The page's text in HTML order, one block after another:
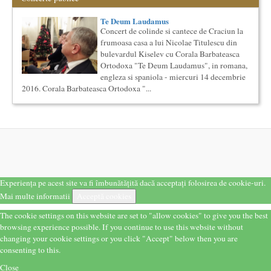
Societatea Muzicala organizeaza un curs de cultura generala
lingvistica. Este un curs intensiv si concentrat, de nivel
academ...
Cursul de Teatru universal
Societatea Muzicala organizeaza un curs de cultura generala
teatrala, de nivel academic, in parteneriat cu Universitatea
Nati...
Saptamana Romano-Britanica 2017
Masterclass de traducere literara stilizata de scriitori
muzicala de nivel academic, in parteneriat cu Universitatea
Natio...
Saptamana Romano-Britanica 2018
Masterclass de traducere literara stilizata de scriitori
englezi
“Lidia Vianu’s Students Translate” Ediția a III-a / 16-21
aprilie 2018 5 scriitori britanici şi o edi...
Te Deum Laudamus
Concert de colinde si cantece de Craciun la
frumoasa casa a lui Nicolae Titulescu din
bulevardul Kiselev cu Corala Barbateasca
Ortodoxa "Te Deum Laudamus", in romana,
engleza si spaniola - miercuri 14 decembrie
2016. Corala Barbateasca Ortodoxa "...
Experiența pe acest site va fi îmbunătățită dacă acceptați folosirea de cookie-uri.
Mai multe informatii
The cookie settings on this website are set to "allow cookies" to give you the best
browsing experience possible. If you continue to use this website without
changing your cookie settings or you click "Accept" below then you are
consenting to this.
Close